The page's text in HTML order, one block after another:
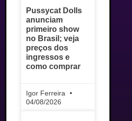
Pussycat Dolls
anunciam
primeiro show
no Brasil; veja
preços dos
ingressos e
como comprar
Igor Ferreira
04/08/2026